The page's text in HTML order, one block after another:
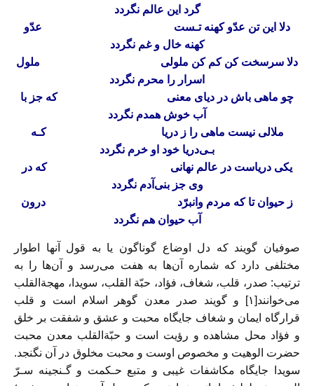
گرد‌ این عالم نگردد
دلا این تن عدّو کهنه تـست‌ عدّو
کهنه خال‌ و غم‌ نگردد‌
دلا سرسخت کن کم کن ملولی‌ ملول
اسرار را محرم نگردد
چو ماهی باش‌ در‌ دیای‌ معنی‌ که جز با
آب خوش همدم نگردد
ملالی نیست ماهی را ز دریاکـه‌
بـی‌دریا‌ خود او خرم نگردد
یکی دریاست در عالم نهانی ‌که در
وی جز‌ بنی‌آدم‌ نگردد
ز حیوان تا که مردم وانبرّد درون
آب حیوان هم نگردد
صوفیان گویند که‌ دل‌ اوضاع گوناگون یا به قول آنها اطوار
مختلفی دارد که شماره آن‌ها به‌ هفت‌ می‌رسد‌ و آن‌ها را به
ترتیب: صدر، قلب، شغاف، فؤاد، حبّة القلب، سویدا، مهجةالقلب
می‌خوانند[۱] و گویند‌ صدر‌ معدن گوهر اسلام است و قلب
قرارگاه ایمان و شغاف جایگاه محبت و عشق و شفقت‌ بر‌ خلق‌
و فؤاد محل مشاهده و رؤیت است و حبّةالقلب معدن محبت
حضرت الوهیت و مخصوص اوست و محبت مخلوق‌ در‌ آن‌ نگنجد.
سویدا جایگاه مکاشفات غیبی و متبع حـکمت و گـنجینه سـرّ